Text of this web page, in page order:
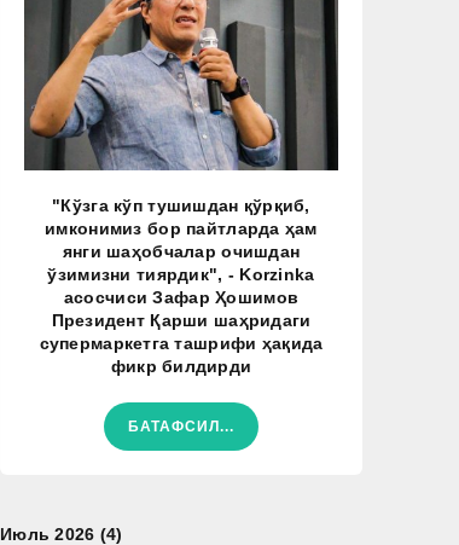
"Кўзга кўп тушишдан қўрқиб,
имконимиз бор пайтларда ҳам
янги шаҳобчалар очишдан
ўзимизни тиярдик", - Korzinka
асосчиси Зафар Ҳошимов
Президент Қарши шаҳридаги
супермаркетга ташрифи ҳақида
фикр билдирди
БАТАФСИЛ...
Июль 2026 (4)